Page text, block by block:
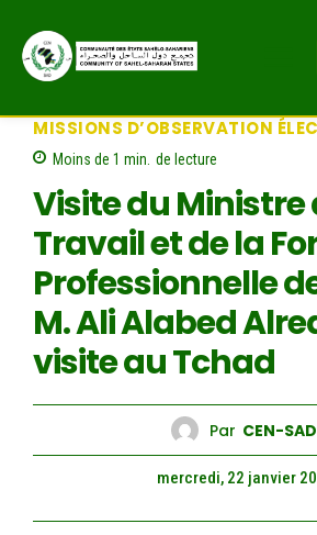
MISSIONS D’OBSERVATION
Moins de 1 min. de lecture
Visite du Ministre
Travail et de la
Professionnelle
M. Ali Alabed
visite au Tchad
Par CEN-SAD
mercredi, 22 janvier